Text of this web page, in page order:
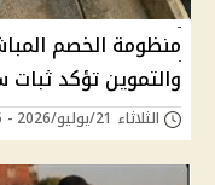
منظومة الخصم
والتموين تؤكد
الثلاثاء 21/يوليو/2026 - 01:16 ص